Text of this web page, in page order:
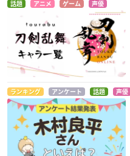
話題 アニメ ゲーム 声優
ランキング アンケート 話題 声優